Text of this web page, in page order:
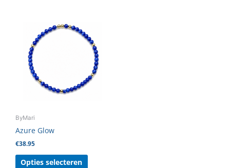
ByMari
Azure Glow
€38.95
Opties selecteren
heeft
meerdere
variaties.
Deze
optie
productpagina